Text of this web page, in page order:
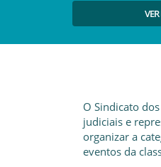
O Sindicato
judiciais e
organizar a
eventos da